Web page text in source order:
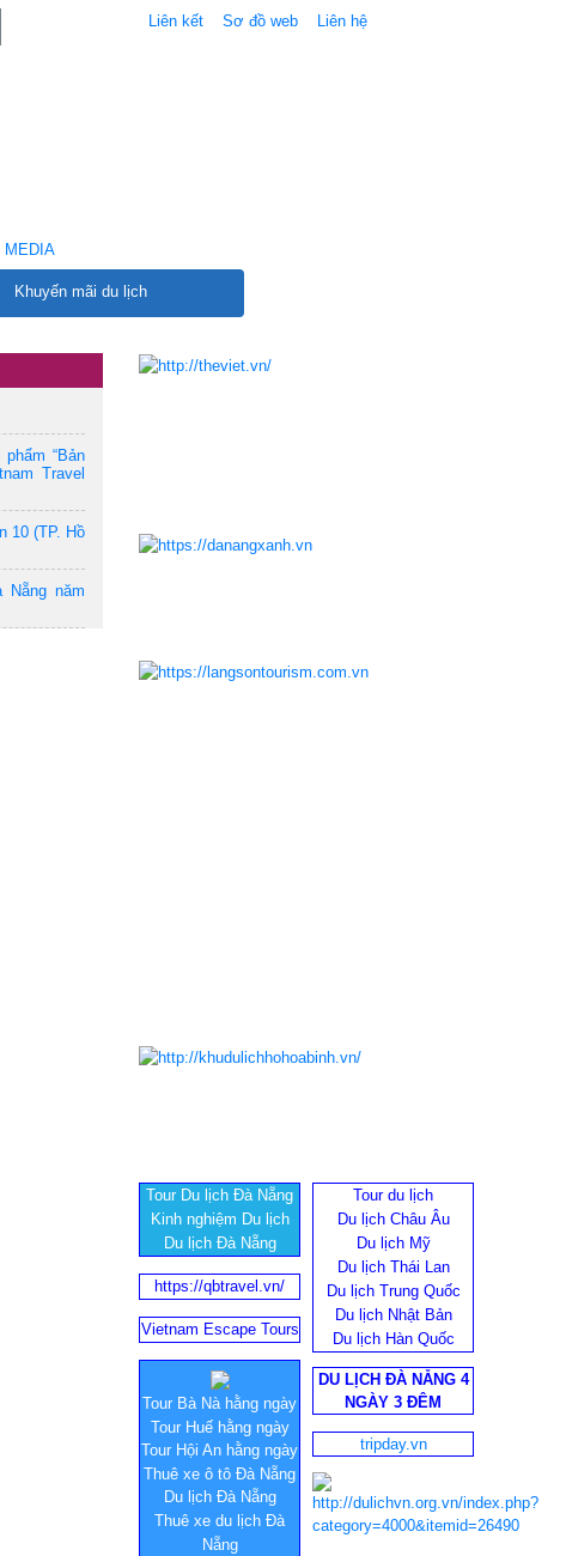
Liên kết Sơ đồ web Liên hệ
Khuyến mãi du lịch
MEDIA
“Bản
Travel
10 (TP. Hồ
năm
Tour Du lịch Đà Nẵng
Kinh nghiệm Du lịch
Du lịch Đà Nẵng
Tour du lịch
Du lịch Châu Âu
Du lịch Mỹ
Du lịch Thái Lan
Du lịch Trung Quốc
Du lịch Nhật Bản
Du lịch Hàn Quốc
https://qbtravel.vn/
Vietnam Escape Tours
Tour Bà Nà hằng ngày
Tour Huế hằng ngày
Tour Hội An hằng ngày
Thuê xe ô tô Đà Nẵng
Du lịch Đà Nẵng
Thuê xe du lịch Đà
Nẵng
DU LỊCH ĐÀ NẴNG 4
NGÀY 3 ĐÊM
tripday.vn